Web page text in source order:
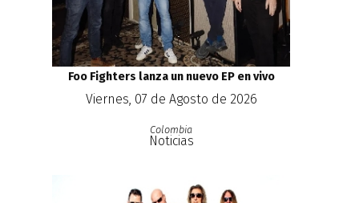
Foo Fighters lanza un nuevo EP en vivo
Viernes, 07 de Agosto de 2026
Colombia
Noticias